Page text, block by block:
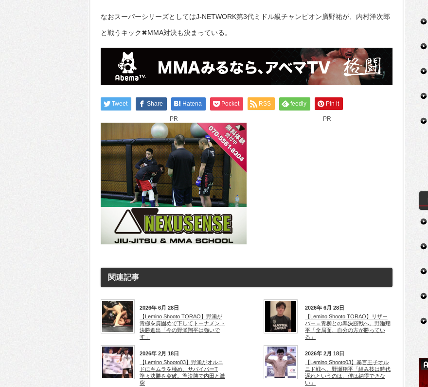
なおスーパーシリーズとしてはJ-NETWORK第3代ミドル級チャンピオン廣野祐が、内村洋次郎
と戦うキック✖MMA対決も決まっている。
Tweet Share Hatena Pocket RSS feedly Pin it
PR PR
関連記事
2026年 6月 28日
【Lemino Shooto TORAO】野瀬が
青柳を肩固めで下してトーナメント
決勝進出「今の野瀬翔平は強いで
す」
2026年 6月 28日
【Lemino Shooto TORAO】リザー
バー＝青柳との準決勝戦へ。野瀬翔
平「全局面、自分の方が勝ってい
る」
2026年 2月 18日
【Lemino Shooto03】野瀬がオルニ
ドにキムラを極め、サバイバーT
準々決勝を突破。準決勝で内田と激
突
2026年 2月 18日
【Lemino Shooto03】暴言王子オル
ニド戦へ。野瀬翔平「組み技は時代
遅れというのは、僕は納得できな
い」